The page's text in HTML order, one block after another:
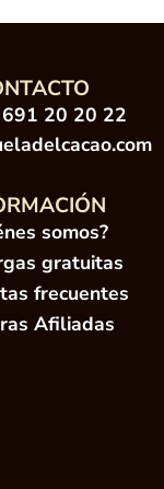
20 20 22
somos?
gratuitas
frecuentes
Afiliadas